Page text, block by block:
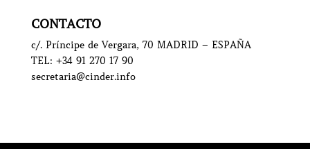
CONTACTO
c/. Príncipe de Vergara, 70 MADRID – ESPAÑA
TEL: +34 91 270 17 90
secretaria@cinder.info